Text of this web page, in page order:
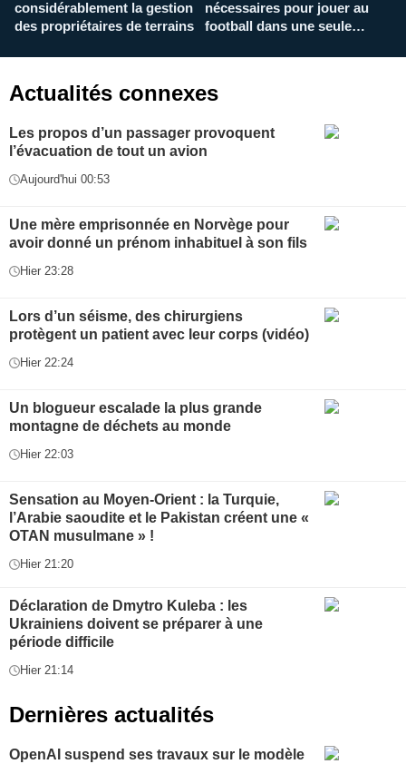
considérablement la gestion
des propriétaires de terrains
nécessaires pour jouer au
football dans une seule
Actualités connexes
Les propos d’un passager provoquent
l’évacuation de tout un avion
Aujourd'hui 00:53
Une mère emprisonnée en Norvège pour
avoir donné un prénom inhabituel à son fils
Hier 23:28
Lors d’un séisme, des chirurgiens
protègent un patient avec leur corps (vidéo)
Hier 22:24
Un blogueur escalade la plus grande
montagne de déchets au monde
Hier 22:03
Sensation au Moyen-Orient : la Turquie,
l’Arabie saoudite et le Pakistan créent une «
OTAN musulmane » !
Hier 21:20
Déclaration de Dmytro Kuleba : les
Ukrainiens doivent se préparer à une
période difficile
Hier 21:14
Dernières actualités
OpenAI suspend ses travaux sur le modèle